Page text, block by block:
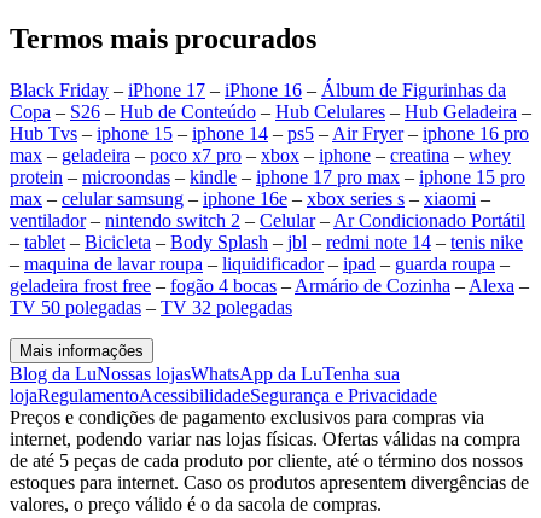
Termos mais procurados
Black Friday – iPhone 17 – iPhone 16 – Álbum de Figurinhas da
Copa – S26 – Hub de Conteúdo – Hub Celulares – Hub Geladeira –
Hub Tvs – iphone 15 – iphone 14 – ps5 – Air Fryer– iphone 16 pro
max – geladeira – poco x7 pro – xbox – iphone – creatina – whey
protein – microondas – kindle – iphone 17 pro max – iphone 15 pro
max – celular samsung – iphone 16e – xbox series s – xiaomi –
ventilador– nintendo switch 2 – Celular– Ar Condicionado Portátil
– tablet – Bicicleta – Body Splash – jbl – redmi note 14 – tenis nike
– maquina de lavar roupa – liquidificador– ipad – guarda roupa –
geladeira frost free – fogão 4 bocas – Armário de Cozinha – Alexa –
TV 50 polegadas – TV 32 polegadas
Mais informações
Blog da LuNossas lojasWhatsApp da LuTenha sua
lojaRegulamentoAcessibilidadeSegurança e Privacidade
Preços e condições de pagamento exclusivos para compras via
internet, podendo variar nas lojas físicas. Ofertas válidas na compra
de até 5 peças de cada produto por cliente, até o término dos nossos
estoques para internet. Caso os produtos apresentem divergências de
valores, o preço válido é o da sacola de compras.